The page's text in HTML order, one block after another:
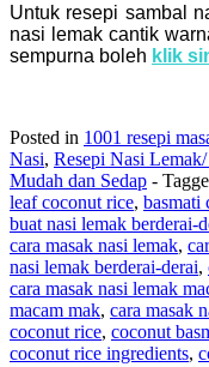
Untuk resepi sambal
nasi lemak cantik
sempurna boleh klik
Posted in 1001 resepi
Nasi, Resepi Nasi
Mudah dan Sedap -
leaf coconut rice, basmati
buat nasi lemak berderai-
cara masak nasi lemak,
nasi lemak berderai-derai,
cara masak nasi lemak
macam mak, cara masak
coconut rice, coconut
coconut rice ingredients,